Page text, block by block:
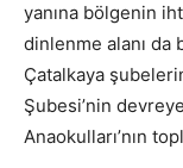
yanına bölgenin
dinlenme alanı da
Çatalkaya
Şubesi’nin
Anaokulları’nın